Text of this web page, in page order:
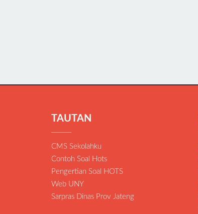
TAUTAN
CMS Sekolahku
Contoh Soal Hots
Pengertian Soal HOTS
Web UNY
Sarpras Dinas Prov Jateng